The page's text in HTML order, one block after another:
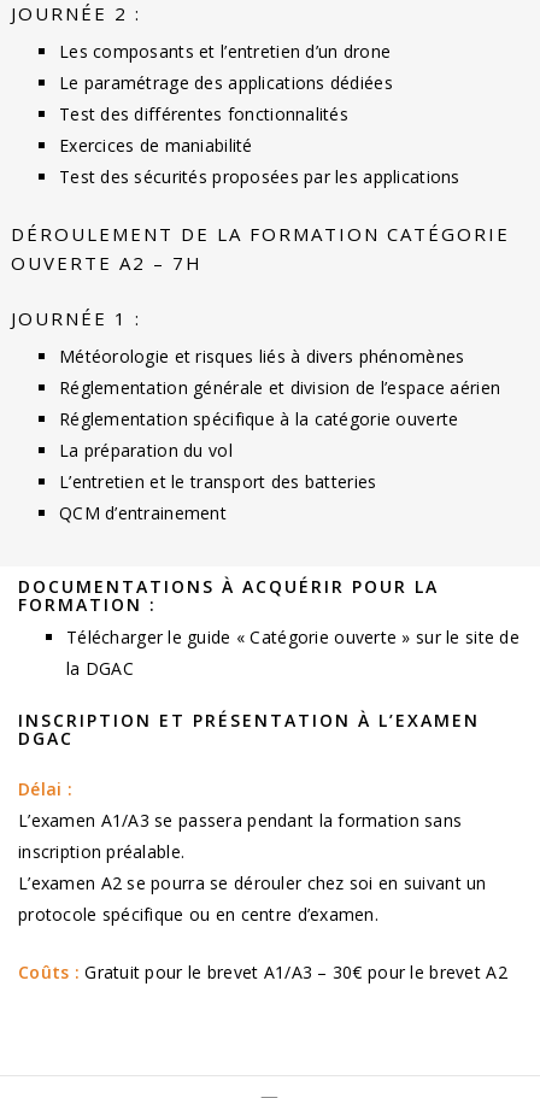
JOURNÉE 2 :
Les composants et l’entretien d’un drone
Le paramétrage des applications dédiées
Test des différentes fonctionnalités
Exercices de maniabilité
Test des sécurités proposées par les applications
DÉROULEMENT DE LA FORMATION CATÉGORIE
OUVERTE A2 – 7H
JOURNÉE 1 :
Météorologie et risques liés à divers phénomènes
Réglementation générale et division de l’espace aérien
Réglementation spécifique à la catégorie ouverte
La préparation du vol
L’entretien et le transport des batteries
QCM d’entrainement
DOCUMENTATIONS À ACQUÉRIR POUR LA
FORMATION :
Télécharger le guide « Catégorie ouverte » sur le site de
la DGAC
INSCRIPTION ET PRÉSENTATION À L’EXAMEN
DGAC
Délai :
L’examen A1/A3 se passera pendant la formation sans
inscription préalable.
L’examen A2 se pourra se dérouler chez soi en suivant un
protocole spécifique ou en centre d’examen.
Coûts : Gratuit pour le brevet A1/A3 – 30€ pour le brevet A2